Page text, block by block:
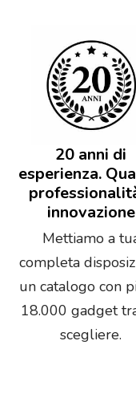
20 anni di
esperienza.
innovazione
Mettiamo a
completa
un catalogo con
18.000 gadget
scegliere.